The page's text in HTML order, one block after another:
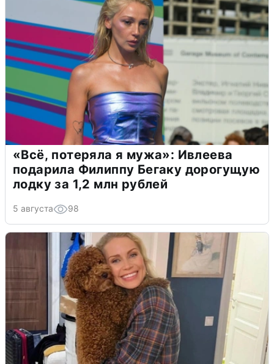
«Всё, потеряла я мужа»: Ивлеева
подарила Филиппу Бегаку дорогущую
лодку за 1,2 млн рублей
5 августа 98